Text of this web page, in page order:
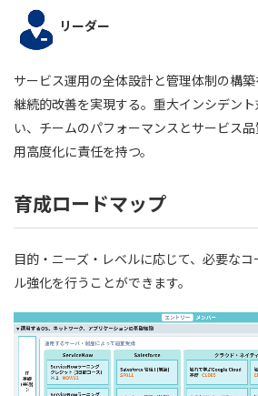
リーダー
サービス運用の全体設計と管理体制の構
継続的改善を実現する。重大インシデン
い、チームのパフォーマンスとサービス
用高度化に責任を持つ。
育成ロードマップ
目的・ニーズ・レベルに応じて、必要な
ル強化を行うことができます。